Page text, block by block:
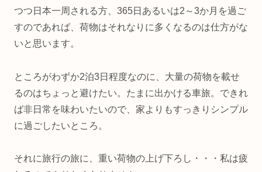
つつ日本一周される方、365日あるいは2～3か月を過ご
すのであれば、荷物はそれなりに多くなるのは仕方がな
いと思います。
ところがわずか2泊3日程度なのに、大量の荷物を載せ
るのはちょっと避けたい。たまに出かける車旅。できれ
ば非日常を味わいたいので、家よりもすっきりシンプル
に過ごしたいところ。
それに旅行の旅に、重い荷物の上げ下ろし・・・私は疲